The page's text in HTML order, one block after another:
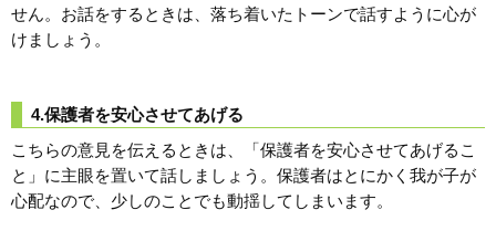
せん。お話をするときは、落ち着いたトーンで話すように心が
けましょう。
4.保護者を安心させてあげる
こちらの意見を伝えるときは、「保護者を安心させてあげるこ
と」に主眼を置いて話しましょう。保護者はとにかく我が子が
心配なので、少しのことでも動揺してしまいます。